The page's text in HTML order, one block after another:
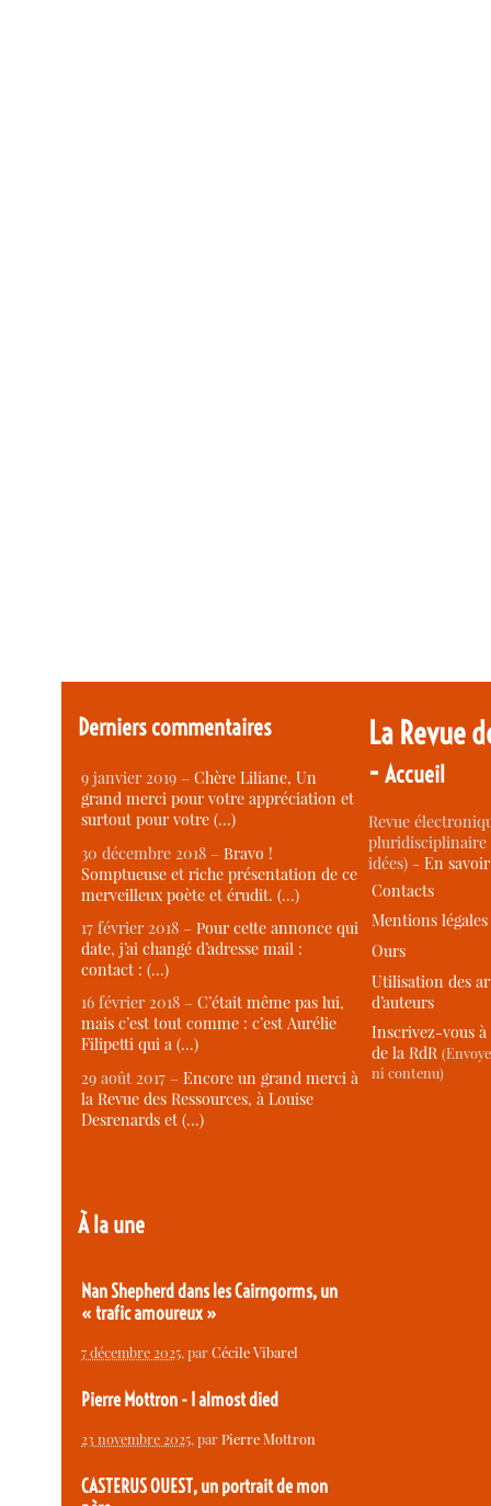
Derniers commentaires
9 janvier 2019 –Chère Liliane, Un
grand merci pour votre appréciation et
surtout pour votre (…)
30 décembre 2018 –Bravo !
Somptueuse et riche présentation de ce
merveilleux poète et érudit. (…)
17 février 2018 –Pour cette annonce qui
date, j’ai changé d’adresse mail :
contact : (…)
16 février 2018 –C’était même pas lui,
mais c’est tout comme : c’est Aurélie
Filipetti qui a (…)
29 août 2017 –Encore un grand merci à
la Revue des Ressources, à Louise
Desrenards et (…)
À la une
Nan Shepherd dans les Cairngorms, un
« trafic amoureux »
7 décembre 2025, parCécile Vibarel
Pierre Mottron - I almost died
23 novembre 2025, parPierre Mottron
CASTERUS OUEST, un portrait de mon
La Revue
-Accueil
Revue
idées) -En
Contacts
Mentions légales
Ours
Utilisation des
d’auteurs
Inscrivez-vous
de la RdR
ni contenu)